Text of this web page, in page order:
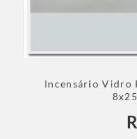
Incensário Vidro